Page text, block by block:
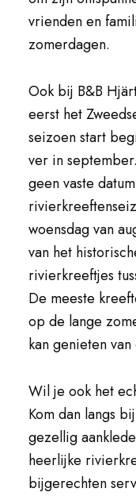
vrienden en
zomerdagen.
Ook bij B&B
eerst het
seizoen start
ver in
geen vaste
woensdag van
van het
rivierkreeftjes
De meeste
op de lange
kan genieten
Wil je ook het
Kom dan langs
gezellig
heerlijke
bijgerechten